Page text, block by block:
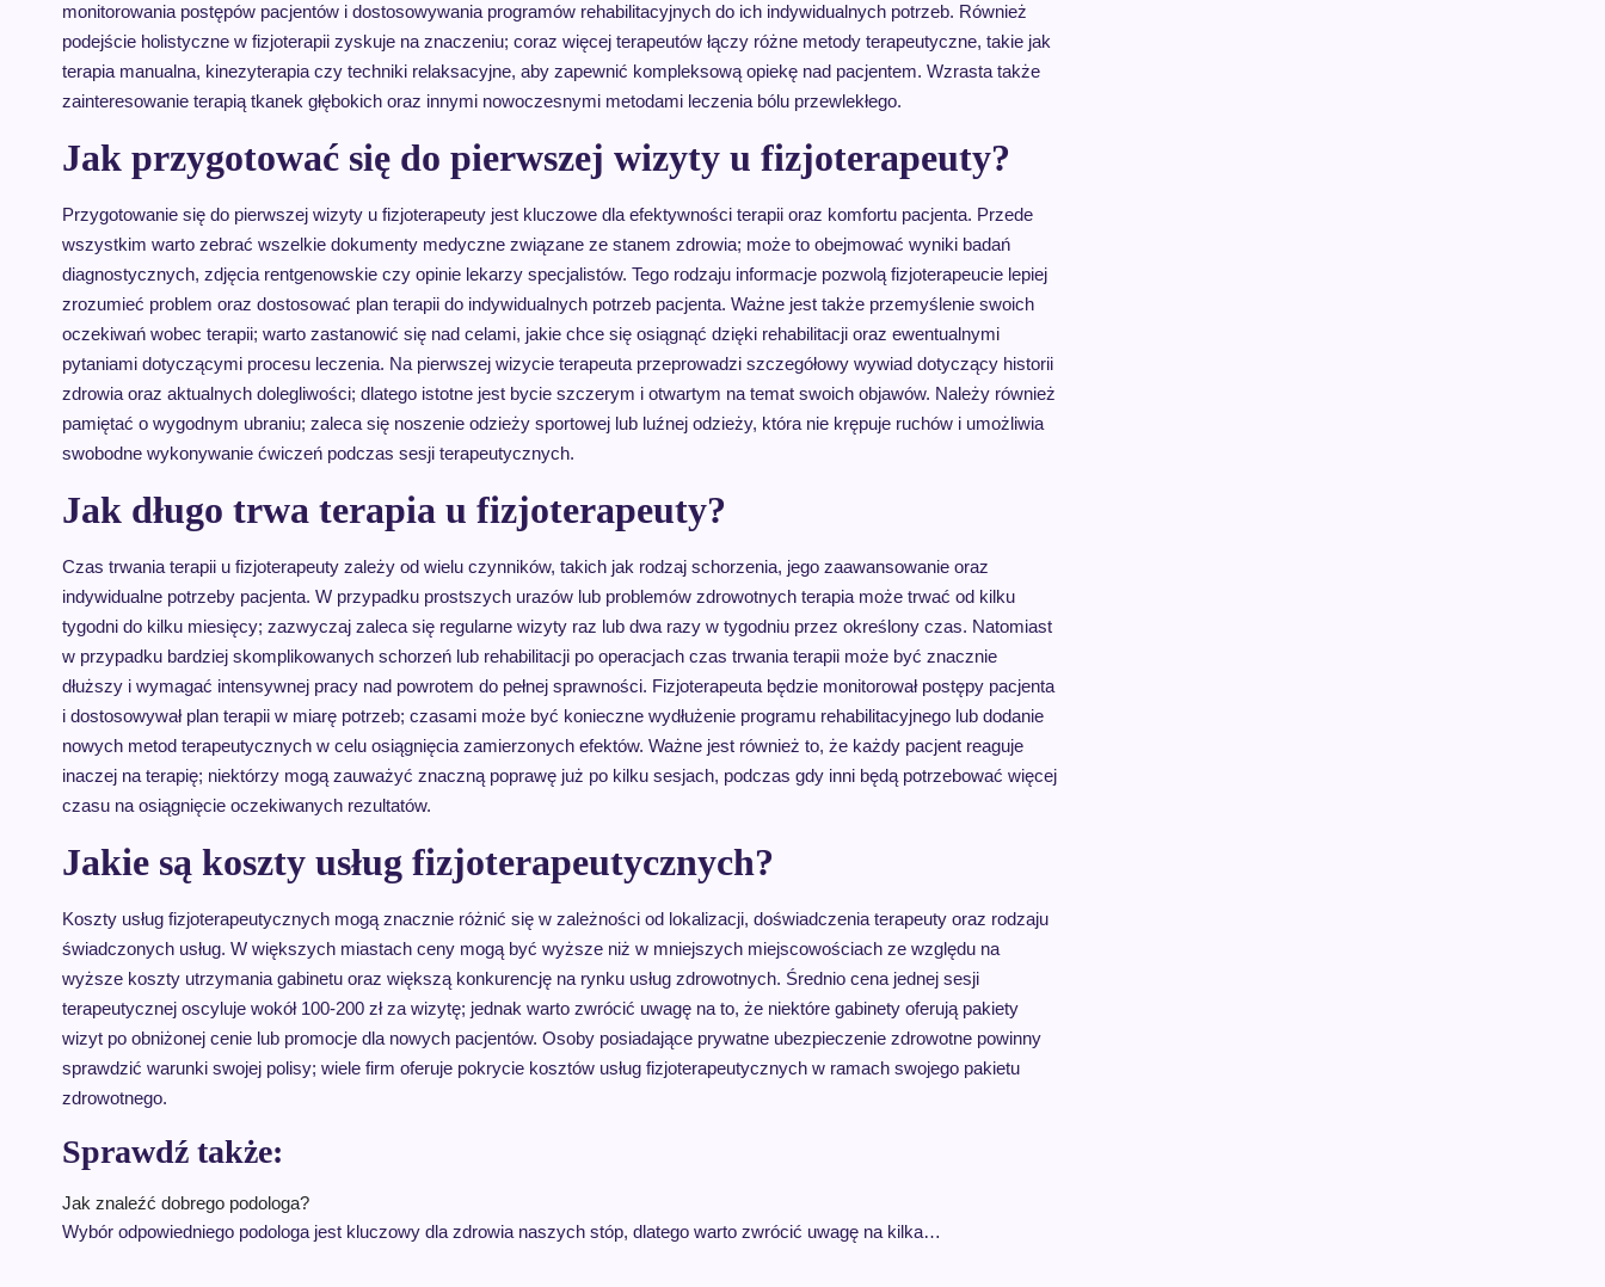
monitorowania postępów pacjentów i dostosowywania programów rehabilitacyjnych do ich indywidualnych potrzeb. Również
podejście holistyczne w fizjoterapii zyskuje na znaczeniu; coraz więcej terapeutów łączy różne metody terapeutyczne, takie jak
terapia manualna, kinezyterapia czy techniki relaksacyjne, aby zapewnić kompleksową opiekę nad pacjentem. Wzrasta także
zainteresowanie terapią tkanek głębokich oraz innymi nowoczesnymi metodami leczenia bólu przewlekłego.
Jak przygotować się do pierwszej wizyty u fizjoterapeuty?
Przygotowanie się do pierwszej wizyty u fizjoterapeuty jest kluczowe dla efektywności terapii oraz komfortu pacjenta. Przede
wszystkim warto zebrać wszelkie dokumenty medyczne związane ze stanem zdrowia; może to obejmować wyniki badań
diagnostycznych, zdjęcia rentgenowskie czy opinie lekarzy specjalistów. Tego rodzaju informacje pozwolą fizjoterapeucie lepiej
zrozumieć problem oraz dostosować plan terapii do indywidualnych potrzeb pacjenta. Ważne jest także przemyślenie swoich
oczekiwań wobec terapii; warto zastanowić się nad celami, jakie chce się osiągnąć dzięki rehabilitacji oraz ewentualnymi
pytaniami dotyczącymi procesu leczenia. Na pierwszej wizycie terapeuta przeprowadzi szczegółowy wywiad dotyczący historii
zdrowia oraz aktualnych dolegliwości; dlatego istotne jest bycie szczerym i otwartym na temat swoich objawów. Należy również
pamiętać o wygodnym ubraniu; zaleca się noszenie odzieży sportowej lub luźnej odzieży, która nie krępuje ruchów i umożliwia
swobodne wykonywanie ćwiczeń podczas sesji terapeutycznych.
Jak długo trwa terapia u fizjoterapeuty?
Czas trwania terapii u fizjoterapeuty zależy od wielu czynników, takich jak rodzaj schorzenia, jego zaawansowanie oraz
indywidualne potrzeby pacjenta. W przypadku prostszych urazów lub problemów zdrowotnych terapia może trwać od kilku
tygodni do kilku miesięcy; zazwyczaj zaleca się regularne wizyty raz lub dwa razy w tygodniu przez określony czas. Natomiast
w przypadku bardziej skomplikowanych schorzeń lub rehabilitacji po operacjach czas trwania terapii może być znacznie
dłuższy i wymagać intensywnej pracy nad powrotem do pełnej sprawności. Fizjoterapeuta będzie monitorował postępy pacjenta
i dostosowywał plan terapii w miarę potrzeb; czasami może być konieczne wydłużenie programu rehabilitacyjnego lub dodanie
nowych metod terapeutycznych w celu osiągnięcia zamierzonych efektów. Ważne jest również to, że każdy pacjent reaguje
inaczej na terapię; niektórzy mogą zauważyć znaczną poprawę już po kilku sesjach, podczas gdy inni będą potrzebować więcej
czasu na osiągnięcie oczekiwanych rezultatów.
Jakie są koszty usług fizjoterapeutycznych?
Koszty usług fizjoterapeutycznych mogą znacznie różnić się w zależności od lokalizacji, doświadczenia terapeuty oraz rodzaju
świadczonych usług. W większych miastach ceny mogą być wyższe niż w mniejszych miejscowościach ze względu na
wyższe koszty utrzymania gabinetu oraz większą konkurencję na rynku usług zdrowotnych. Średnio cena jednej sesji
terapeutycznej oscyluje wokół 100-200 zł za wizytę; jednak warto zwrócić uwagę na to, że niektóre gabinety oferują pakiety
wizyt po obniżonej cenie lub promocje dla nowych pacjentów. Osoby posiadające prywatne ubezpieczenie zdrowotne powinny
sprawdzić warunki swojej polisy; wiele firm oferuje pokrycie kosztów usług fizjoterapeutycznych w ramach swojego pakietu
zdrowotnego.
Sprawdź także:
Jak znaleźć dobrego podologa?
Wybór odpowiedniego podologa jest kluczowy dla zdrowia naszych stóp, dlatego warto zwrócić uwagę na kilka…